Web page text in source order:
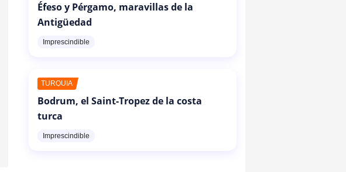
Éfeso y Pérgamo, maravillas de la
Antigüedad
Imprescindible
TURQUÍA
Bodrum, el Saint-Tropez de la costa
turca
Imprescindible